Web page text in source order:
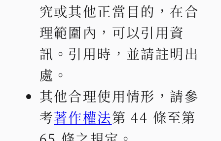
究或其他正當目的，在合
理範圍內，可以引用資
訊。引用時，並請註明出
處。
其他合理使用情形，請參
考著作權法第 44 條至第